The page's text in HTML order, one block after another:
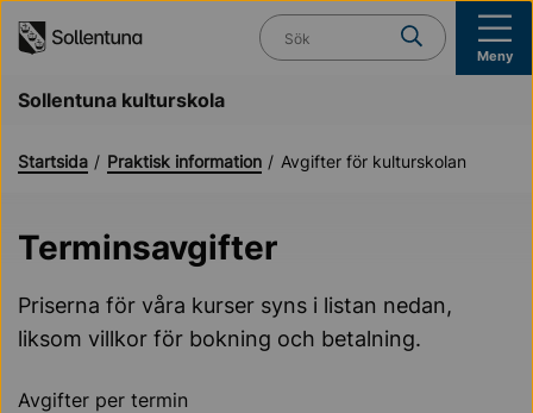
Vad söker du?
Meny
Sollentuna kulturskola
Startsida Praktisk information Avgifter för kulturskolan
Terminsavgifter
Priserna för våra kurser syns i listan nedan,
liksom villkor för bokning och betalning.
Avgifter per termin